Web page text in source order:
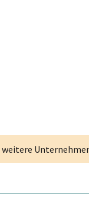
weitere